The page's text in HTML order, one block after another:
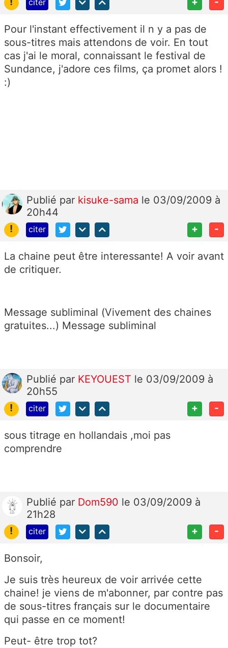
citer
Pour l'instant effectivement il n y a pas de
sous-titres mais attendons de voir. En tout
cas j'ai le moral, connaissant le festival de
Sundance, j'adore ces films, ça promet alors !
:)
Publié par kisuke-sama le 03/09/2009 à
20h44
!
citer + -
La chaine peut être interessante! A voir avant
de critiquer.
Message subliminal (Vivement des chaines
gratuites...) Message subliminal
Publié par KEYOUEST le 03/09/2009 à
20h55
!
citer + -
sous titrage en hollandais ,moi pas
comprendre
Publié par Dom590 le 03/09/2009 à
21h28
!
citer + -
Bonsoir,
Je suis très heureux de voir arrivée cette
chaine! je viens de m'abonner, par contre pas
de sous-titres français sur le documentaire
qui passe en ce moment!
Peut- être trop tot?